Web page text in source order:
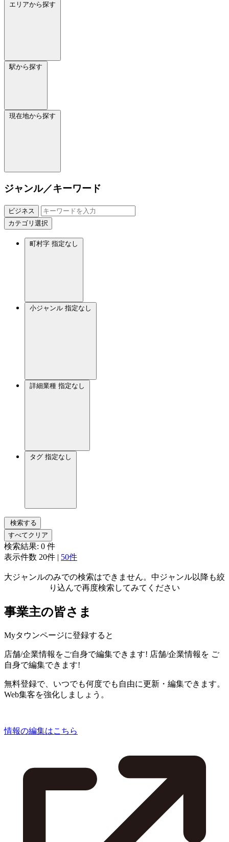
エリアから探す
駅から探す
現在地から探す
ジャンル／キーワード
ビジネス
カテゴリ選択
町村字 指定なし
小ジャンル 指定なし
詳細業種 指定なし
タグ 指定なし
検索する
すべてクリア
検索結果: 0 件
表示件数 20件 | 50件
大ジャンルのみでの検索はできません。中ジャンル以降も絞
り込んで再度検索してみてください
事業主の皆さま
Myタウンページに登録すると
店舗/企業情報をご自身で編集できます! 店舗/企業情報を ご
自身で編集できます!
無料登録で、いつでも何度でも自由に更新・編集できます。
Web集客を強化しましょう。
情報の編集はこちら